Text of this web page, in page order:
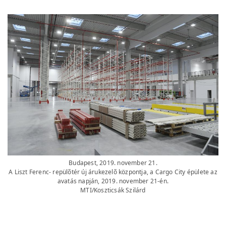
Budapest, 2019. november 21.
A Liszt Ferenc- repülõtér új árukezelõ központja, a Cargo City épülete az
avatás napján, 2019. november 21-én.
MTI/Koszticsák Szilárd